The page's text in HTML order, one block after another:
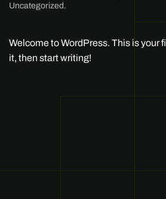
Uncategorized .
Welcome to WordPress. This is your
it, then start writing!